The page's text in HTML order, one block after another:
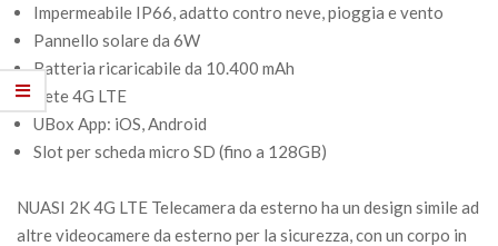
Impermeabile IP66, adatto contro neve, pioggia e vento
Pannello solare da 6W
Batteria ricaricabile da 10.400 mAh
Rete 4G LTE
UBox App: iOS, Android
Slot per scheda micro SD (fino a 128GB)
NUASI 2K 4G LTE Telecamera da esterno ha un design simile ad
altre videocamere da esterno per la sicurezza, con un corpo in